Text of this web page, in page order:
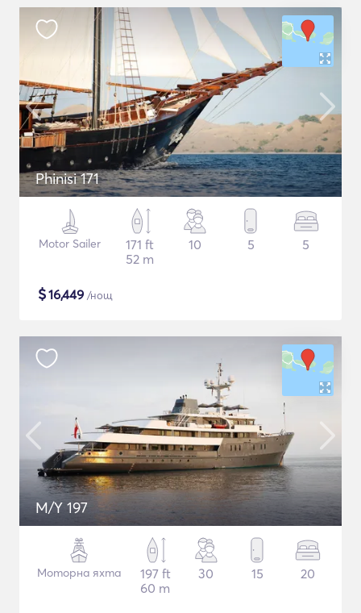
Phinisi 171
Motor Sailer
171 ft
52 m
10 5 5
$16,449 /нощ
M/Y 197
Моторна яхта
197 ft
60 m
30 15 20